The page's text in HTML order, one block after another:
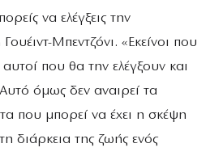
να ελέγξεις την
Μπεντζόνι. «Εκείνοι που
που θα την ελέγξουν και
όμως δεν αναιρεί τα
που μπορεί να έχει η σκέψη
διάρκεια της ζωής ενός